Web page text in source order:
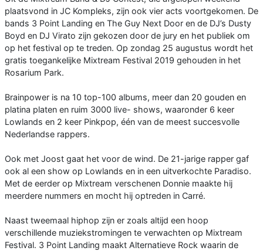
plaatsvond in JC Kompleks, zijn ook vier acts voortgekomen. De
bands 3 Point Landing en The Guy Next Door en de DJ’s Dusty
Boyd en DJ Virato zijn gekozen door de jury en het publiek om
op het festival op te treden. Op zondag 25 augustus wordt het
gratis toegankelijke Mixtream Festival 2019 gehouden in het
Rosarium Park.
Brainpower is na 10 top-100 albums, meer dan 20 gouden en
platina platen en ruim 3000 live- shows, waaronder 6 keer
Lowlands en 2 keer Pinkpop, één van de meest succesvolle
Nederlandse rappers.
Ook met Joost gaat het voor de wind. De 21-jarige rapper gaf
ook al een show op Lowlands en in een uitverkochte Paradiso.
Met de eerder op Mixtream verschenen Donnie maakte hij
meerdere nummers en mocht hij optreden in Carré.
Naast tweemaal hiphop zijn er zoals altijd een hoop
verschillende muziekstromingen te verwachten op Mixtream
Festival. 3 Point Landing maakt Alternatieve Rock waarin de